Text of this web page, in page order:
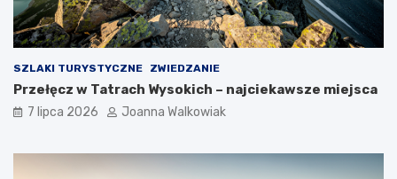
SZLAKI TURYSTYCZNE ZWIEDZANIE
Przełęcz w Tatrach Wysokich – najciekawsze miejsca
7 lipca 2026 Joanna Walkowiak